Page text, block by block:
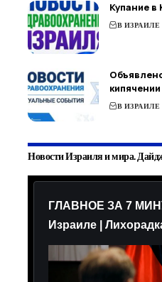
Купание в
В ИЗРАИЛЕ
В ИЗРАИЛЕ
Новости Израиля и мира.